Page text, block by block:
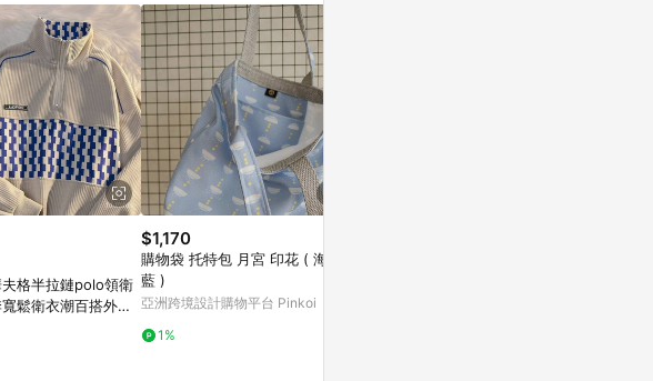
銷售網頁不符，以銷售網頁標示為
超過180天(含)以上進行申訴，恕無法
數紅包之適用商品與使用條件請依點數
格半拉鏈polo領衛
鬆衛衣潮百搭外套
運動上衣
$1,170
購物袋 托特包 月宮 印花 ( 海水
藍 )
亞洲跨境設計購物平台 Pinkoi
1%